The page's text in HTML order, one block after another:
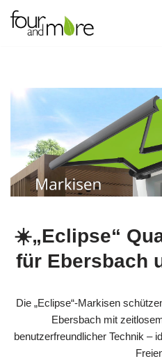
Zum
☀️„Eclipse“
für Ebersbach
Die „Eclipse“-Markisen
Ebersbach mit
benutzerfreundlicher Technik –